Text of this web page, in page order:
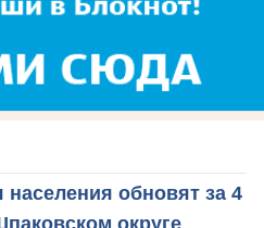
обновят за 4